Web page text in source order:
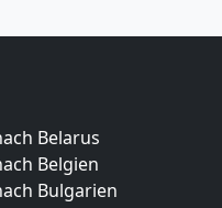
Belarus
Belgien
Bulgarien